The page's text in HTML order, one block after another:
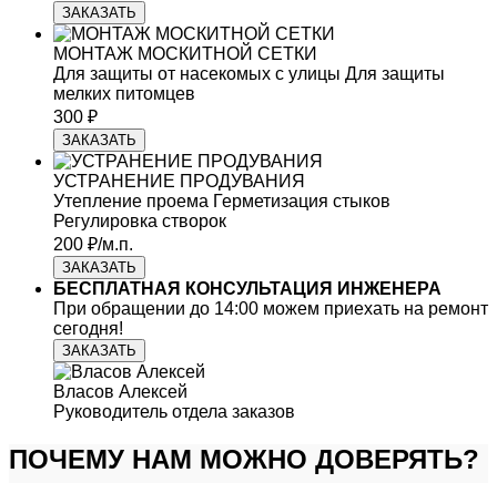
ЗАКАЗАТЬ
МОНТАЖ МОСКИТНОЙ СЕТКИ
Для защиты от насекомых с улицы Для защиты
мелких питомцев
300 ₽
ЗАКАЗАТЬ
УСТРАНЕНИЕ ПРОДУВАНИЯ
Утепление проема Герметизация стыков
Регулировка створок
200 ₽/м.п.
ЗАКАЗАТЬ
БЕСПЛАТНАЯ КОНСУЛЬТАЦИЯ ИНЖЕНЕРА
При обращении до 14:00 можем приехать на ремонт
сегодня!
ЗАКАЗАТЬ
Власов Алексей
Руководитель отдела заказов
ПОЧЕМУ НАМ МОЖНО ДОВЕРЯТЬ?